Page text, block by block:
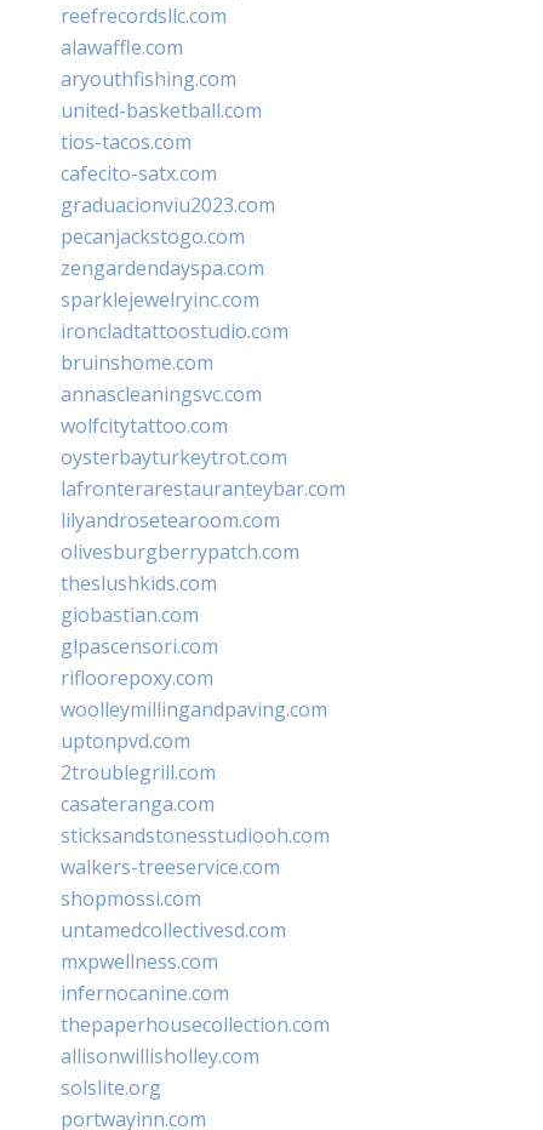
reefrecordsllc.com
alawaffle.com
aryouthfishing.com
united-basketball.com
tios-tacos.com
cafecito-satx.com
graduacionviu2023.com
pecanjackstogo.com
zengardendayspa.com
sparklejewelryinc.com
ironcladtattoostudio.com
bruinshome.com
annascleaningsvc.com
wolfcitytattoo.com
oysterbayturkeytrot.com
lafronterarestauranteybar.com
lilyandrosetearoom.com
olivesburgberrypatch.com
theslushkids.com
giobastian.com
glpascensori.com
rifloorepoxy.com
woolleymillingandpaving.com
uptonpvd.com
2troublegrill.com
casateranga.com
sticksandstonesstudiooh.com
walkers-treeservice.com
shopmossi.com
untamedcollectivesd.com
mxpwellness.com
infernocanine.com
thepaperhousecollection.com
allisonwillisholley.com
solslite.org
portwayinn.com